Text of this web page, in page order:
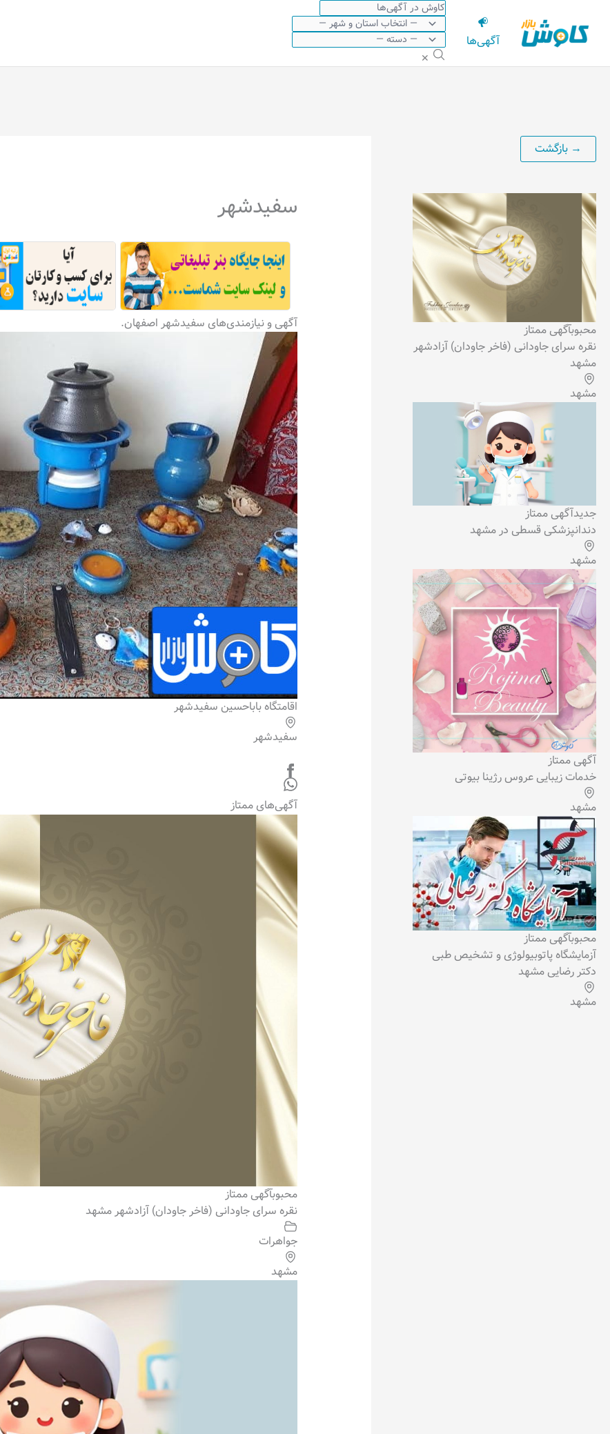
محتوا
آگهی‌ها
✕
محبوبآگهی ممتاز
نقره سرای جاودانی (فاخر جاودان) آزادشهر
مشهد
مشهد
جدیدآگهی ممتاز
دندانپزشکی قسطی در مشهد
مشهد
آگهی ممتاز
خدمات زیبایی عروس رژینا بیوتی
مشهد
محبوبآگهی ممتاز
آزمایشگاه پاتوبیولوژی و تشخیص طبی
دکتر رضایی مشهد
مشهد
سفیدشهر
آگهی و نیازمندی‌های سفیدشهر اصفهان.
اقامتگاه باباحسین سفیدشهر
سفیدشهر
آگهی‌های ممتاز
محبوبآگهی ممتاز
نقره سرای جاودانی (فاخر جاودان) آزادشهر مشهد
جواهرات
مشهد